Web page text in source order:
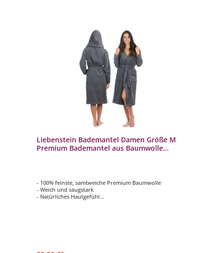
Liebenstein Bademantel Damen Größe M
Premium Bademantel aus Baumwolle
- 100% feinste, samtweiche Premium Baumwolle
- Weich und saugstark
- Natürliches Hautgefühl